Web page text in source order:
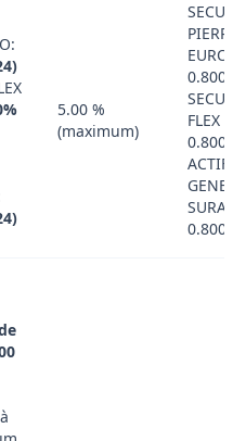
5.00 %
(maximum)
EURO:
FLEX
ACTIF